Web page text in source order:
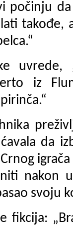
počinju
takođe,
uvrede,
iz
da
nakon
svoju
fikcija: